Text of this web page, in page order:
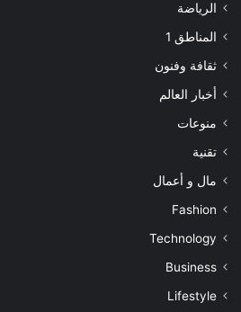
الرياضة
المناطق 1
ثقافة وفنون
أخبار العالم
منوعات
تقنية
مال و أعمال
Fashion
Technology
Business
Lifestyle